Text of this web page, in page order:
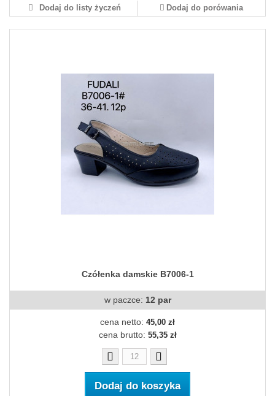
Dodaj do listy życzeń Dodaj do porówania
Czółenka damskie B7006-1
w paczce: 12 par
cena netto: 45,00 zł
cena brutto: 55,35 zł
Dodaj do koszyka